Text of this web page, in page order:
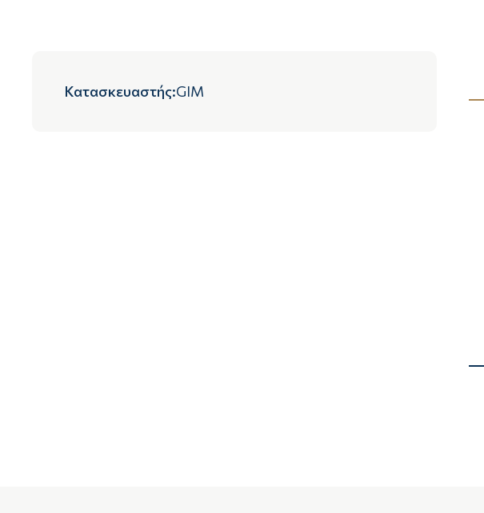
Κατασκευαστής:GIM